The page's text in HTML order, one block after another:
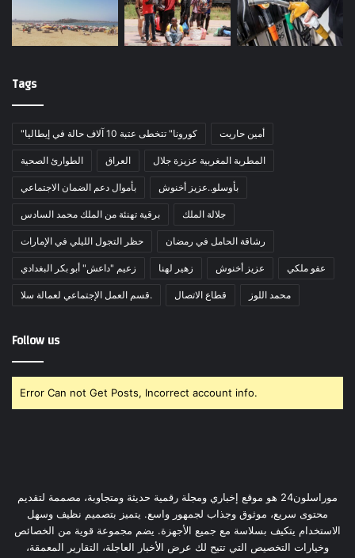
Tags
"كورونا" تتخطى عتبة 10 آلاف حالة في إيطاليا أمين حاريت
الطوارئ الصحية العراق المطربة المغربية عزيزة جلال
بأموال دعم الضمان الاجتماعي بأوسلو..عزيز أخنوش
برقية تهنئة من الملك محمد السادس جلالة الملك
حظر التجول الليلي في الإمارات رشاقة الحامل في رمضان
زعيم "داعش" أبو بكر البغدادي زهير لهنا عزيز أخنوش عفو ملكي
قسم العمل الإجتماعي لعمالة سلا. قطاع الاتصال محمد اللوز
Follow us
Error Can not Get Posts, Incorrect account info.
موراسلون24 هو موقع إخباري ومجلة رقمية حديثة ومتجاوبة، مصممة لتقديم
محتوى سريع، موثوق وجذاب لجمهور واسع. يتميز بتصميم نظيف وسهل
الاستخدام يتكيف بسلاسة مع جميع الأجهزة. يضم مجموعة قوية من الخصائص
وخيارات التخصيص التي تتيح لك عرض الأخبار العاجلة، التقارير المعمقة،